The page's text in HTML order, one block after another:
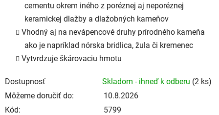
cementu okrem iného z poréznej aj neporéznej
keramickej dlažby a dlažobných kameňov
Vhodný aj na nevápencové druhy prírodného kameňa
ako je napríklad nórska bridlica, žula či kremenec
Vytvrdzuje škárovaciu hmotu
Dostupnosť Skladom - ihneď k odberu (2 ks)
Môžeme doručiť do:
10.8.2026
Kód:
5799